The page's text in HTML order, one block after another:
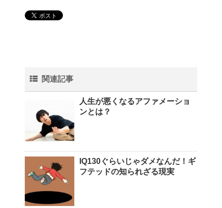
関連記事
人生が悪くなるアファメーショ
ンとは？
IQ130ぐらいじゃダメなんだ！ギ
フテッドの知られざる現実